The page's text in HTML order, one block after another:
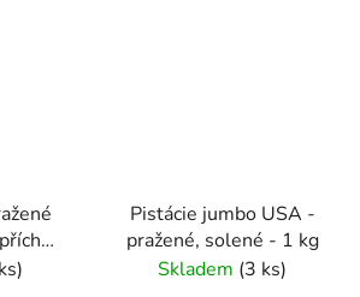
Pistácie jumbo USA -
pražené, solené - 1 kg
Skladem (3 ks)